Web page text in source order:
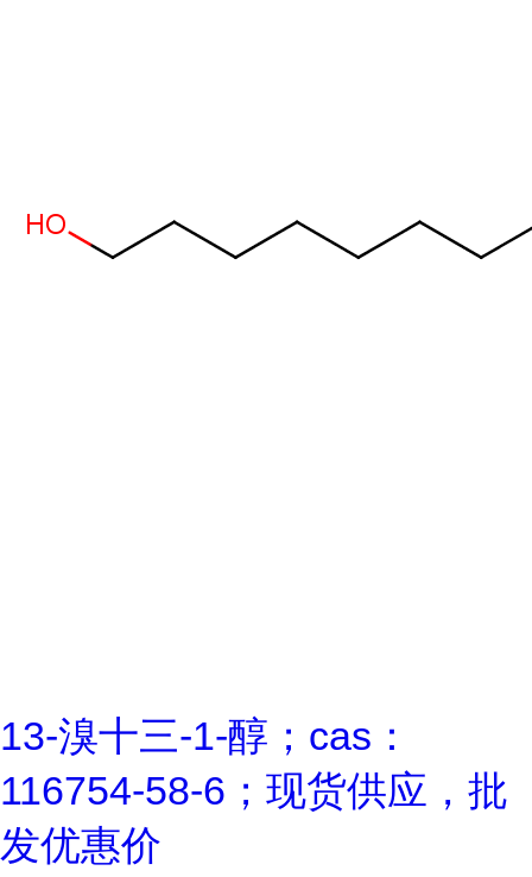
13-溴十三-1-醇；cas：
116754-58-6；现货供应，批
发优惠价